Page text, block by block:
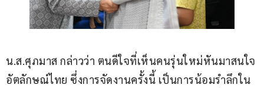
น.ส.ศุภมาส กล่าวว่า ตนดีใจที่เห็นคนรุ่นใหม่หันมาสนใจ
อัตลักษณ์ไทย ซึ่งการจัดงานครั้งนี้ เป็นการน้อมรำลึกใน